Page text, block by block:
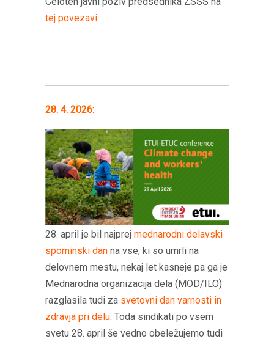
tej povezavi
28. 4. 2026:
28. april je bil najprej mednarodni delavski
spominski dan na vse, ki so umrli na
delovnem mestu, nekaj let kasneje pa ga je
Mednarodna organizacija dela (MOD/ILO)
razglasila tudi za svetovni dan varnosti in
zdravja pri delu. Toda sindikati po vsem
svetu 28. april še vedno obeležujemo tudi